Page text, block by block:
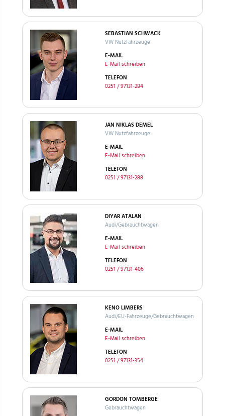
SEBASTIAN SCHWACK
VW Nutzfahrzeuge
E-MAIL
E-Mail schreiben
TELEFON
0251 / 97131-284
JAN NIKLAS DEMEL
VW Nutzfahrzeuge
E-MAIL
E-Mail schreiben
TELEFON
0251 / 97131-288
DIYAR ATALAN
Audi/Gebrauchtwagen
E-MAIL
E-Mail schreiben
TELEFON
0251 / 97131-406
KENO LIMBERS
Audi/EU-Fahrzeuge/Gebrauchtwagen
E-MAIL
E-Mail schreiben
TELEFON
0251 / 97131-354
GORDON TOMBERGE
Gebrauchtwagen